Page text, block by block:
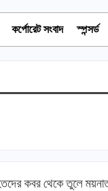
কর্পোরেট সংবাদ স্পন্সর্ড
কবর থেকে তুলে